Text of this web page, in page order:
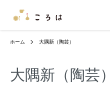
ホーム 大隅新（陶芸）
大隅新（陶芸）